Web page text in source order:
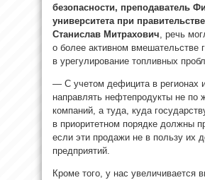
безопасности, преподаватель
университета при
Станислав Митрахович , речь
о более активном вмешательстве
в урегулирование топливных
— С учетом дефицита в регионах
направлять нефтепродукты не по
компаний, а туда, куда
в приоритетном порядке должны
если эти продажи не в пользу их
предприятий.
Кроме того, у нас увеличивается